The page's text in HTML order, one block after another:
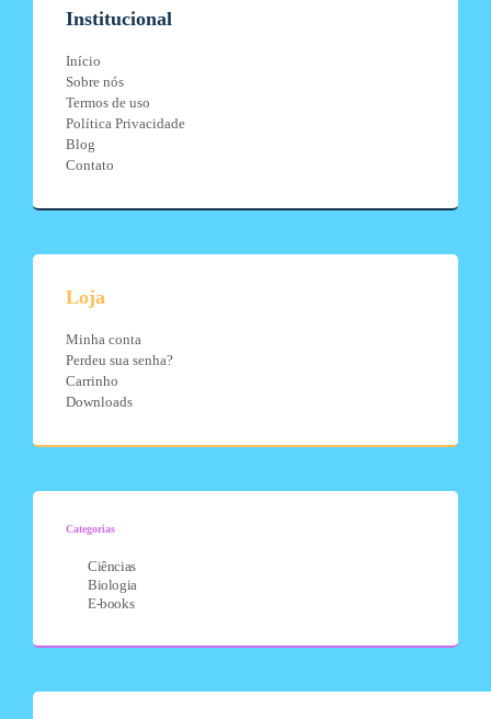
Institucional
Início
Sobre nós
Termos de uso
Política Privacidade
Blog
Contato
Loja
Minha conta
Perdeu sua senha?
Carrinho
Downloads
Categorias
Ciências
Biologia
E-books